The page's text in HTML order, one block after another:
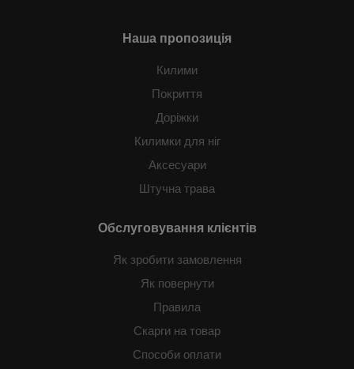
Наша пропозиція
Килими
Покриття
Доріжки
Килимки для ніг
Аксесуари
Штучна трава
Обслуговування клієнтів
Як зробити замовлення
Як повернути
Правила
Скарги на товар
Способи оплати